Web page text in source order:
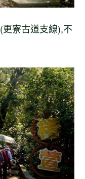
(更寮古道支線),不